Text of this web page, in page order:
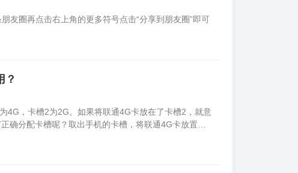
友圈再点击右上角的更多符号点击“分享到朋友圈”即可
？
4G，卡槽2为2G。如果将联通4G卡放在了卡槽2，就意
确分配卡槽呢？取出手机的卡槽，将联通4G卡放置到